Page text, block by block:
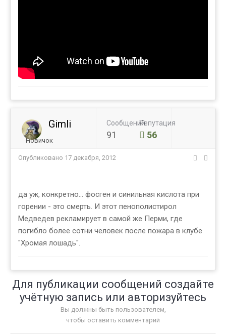
Gimli
Новичок
Сообщений
91
Репутация
56
Опубликовано 17 декабря, 2012
да уж, конкретно... фосген и синильная кислота при
горении - это смерть. И этот пенополистирол
Медведев рекламирует в самой же Перми, где
погибло более сотни человек после пожара в клубе
"Хромая лошадь".
Для публикации сообщений создайте
учётную запись или авторизуйтесь
Вы должны быть пользователем,
чтобы оставить комментарий